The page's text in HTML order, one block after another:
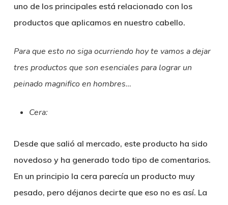
uno de los principales está relacionado con los
productos que aplicamos en nuestro cabello.
Para que esto no siga ocurriendo hoy te vamos a dejar
tres productos que son esenciales para lograr un
peinado magnifico en hombres…
Cera:
Desde que salió al mercado, este producto ha sido
novedoso y ha generado todo tipo de comentarios.
En un principio la cera parecía un producto muy
pesado, pero déjanos decirte que eso no es así. La